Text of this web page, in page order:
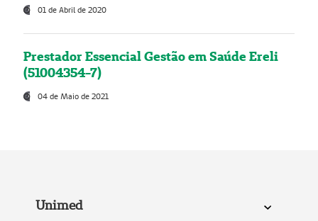
01 de Abril de 2020
Prestador Essencial Gestão em Saúde Ereli
(51004354-7)
04 de Maio de 2021
Unimed